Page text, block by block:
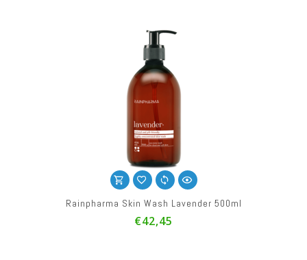
Rainpharma Skin Wash Lavender 500ml
€42,45